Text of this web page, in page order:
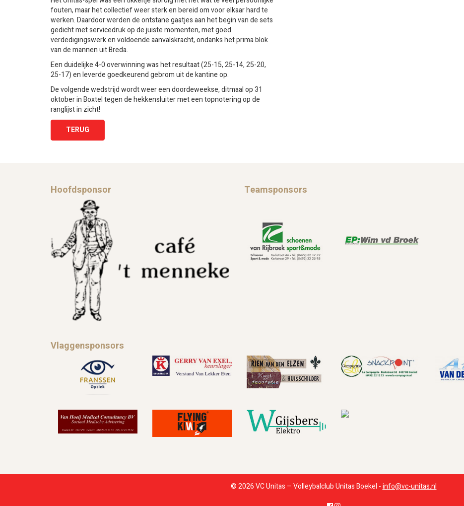
fouten, maar het collectief weer sterk en bereid om voor elkaar hard te
werken. Daardoor werden de ontstane gaatjes aan het begin van de sets
gedicht met servicedruk op de juiste momenten, met goed
verdedigingswerk en voldoende aanvalskracht, ondanks het prima blok
van de mannen uit Breda.
Een duidelijke 4-0 overwinning was het resultaat (25-15, 25-14, 25-20,
25-17) en leverde goedkeurend gebrom uit de kantine op.
De volgende wedstrijd wordt weer een doordeweekse, ditmaal op 31
oktober in Boxtel tegen de hekkensluiter met een topnotering op de
ranglijst in zicht!
TERUG
Hoofdsponsor Teamsponsors
Vlaggensponsors
© 2026 VC Unitas – Volleybalclub Unitas Boekel -info@vc-unitas.nl